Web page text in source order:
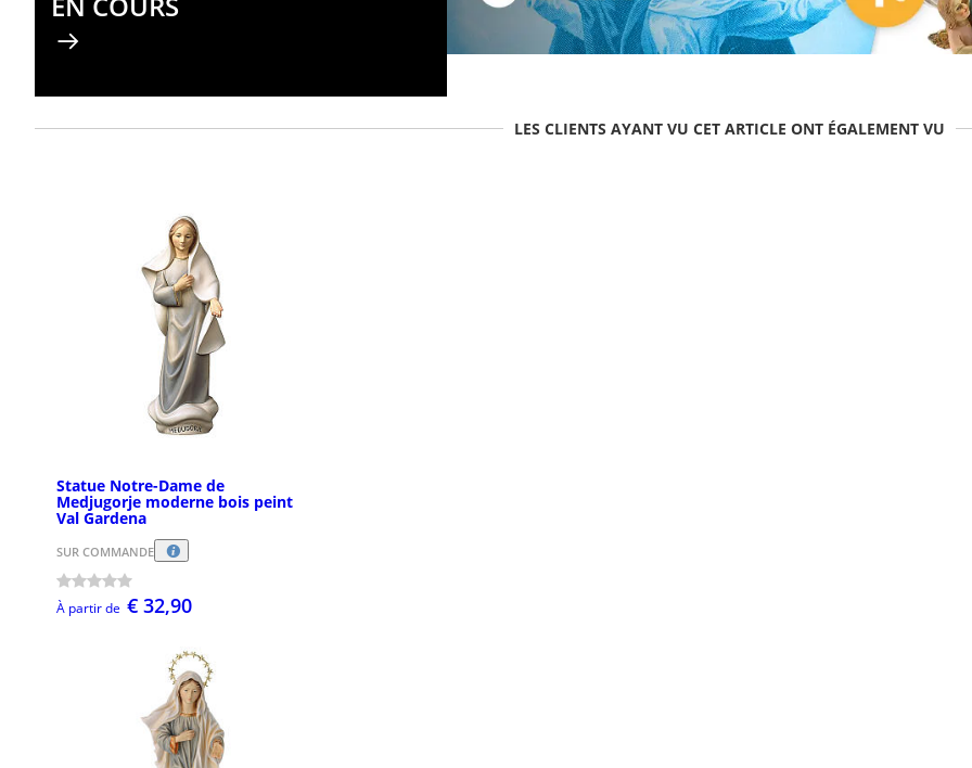
LES CLIENTS AYANT VU CET ARTICLE ONT ÉGALEMENT VU
Statue Notre-Dame de
Medjugorje moderne bois peint
Val Gardena
SUR COMMANDE
À partir de € 32,90